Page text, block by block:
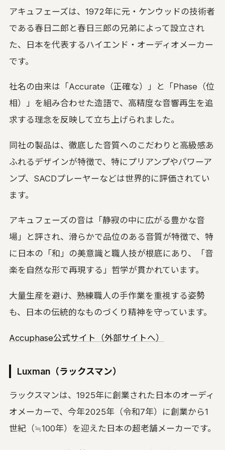
アキュフェーズは、1972年に元・ケンウッドの技術者
である春日二郎と春日三郎の兄弟によって設立され
た、日本を代表するハイエンド・オーディオメーカー
です。
社名の由来は「Accurate（正確な）」と「Phase（位
相）」を組み合わせた造語で、高精度な音響再生を追
求する理念を反映して立ち上げられました。
同社の製品は、徹底した音質へのこだわりと高級感あ
ふれるデザインが特徴で、特にプリアンプやパワーア
ンプ、SACDプレーヤーなどは世界的に評価されてい
ます。
アキュフェーズの音は「静寂の中に広がる豊かな音
場」と評され、滑らかで品位のある音質が特徴で、特
に日本の「和」の美意識と職人技が根底にあり、「音
楽を自然な形で再現する」哲学が貫かれています。
大量生産を避け、熟練職人の手作業を重視する姿勢
も、日本の伝統的なものづくり精神を守っています。
Accuphase公式サイト（外部サイトへ）
Luxman（ラックスマン）
ラックスマンは、1925年に創業された日本のオーディ
オメーカーで、今年2025年（令和7年）に創業から1
世紀（≒100年）を迎えた日本の超老舗メーカーです。